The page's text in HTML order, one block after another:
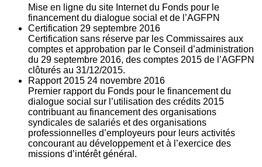
Mise en ligne du site Internet du Fonds pour le
financement du dialogue social et de l’AGFPN
Certification 29 septembre 2016
Certification sans réserve par les Commissaires aux
comptes et approbation par le Conseil d’administration
du 29 septembre 2016, des comptes 2015 de l’AGFPN
clôturés au 31/12/2015.
Rapport 2015 24 novembre 2016
Premier rapport du Fonds pour le financement du
dialogue social sur l’utilisation des crédits 2015
contribuant au financement des organisations
syndicales de salariés et des organisations
professionnelles d’employeurs pour leurs activités
concourant au développement et à l’exercice des
missions d’intérêt général.